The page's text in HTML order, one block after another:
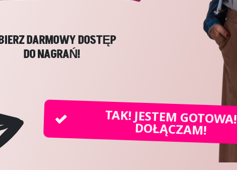
DARMOWY DOSTĘP
DO NAGRAŃ!
TAK! JESTEM GOTOWA!
DOŁĄCZAM!